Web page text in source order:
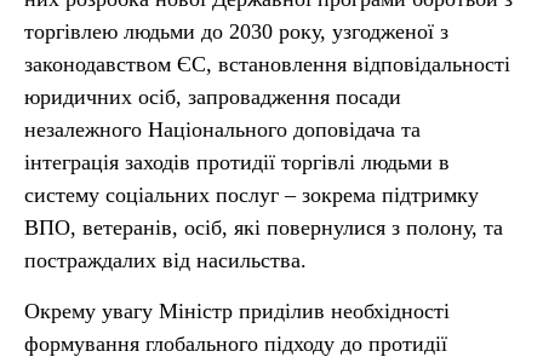
торгівлею людьми до 2030 року, узгодженої з
законодавством ЄС, встановлення відповідальності
юридичних осіб, запровадження посади
незалежного Національного доповідача та
інтеграція заходів протидії торгівлі людьми в
систему соціальних послуг – зокрема підтримку
ВПО, ветеранів, осіб, які повернулися з полону, та
постраждалих від насильства.
Окрему увагу Міністр приділив необхідності
формування глобального підходу до протидії